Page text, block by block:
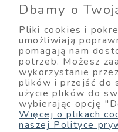
Dbamy o
Pliki cookies i
umożliwiają
pomagają nam
potrzeb. Możesz
wykorzystanie
plików i przejść do
użycie plików do
wybierając opcję
Więcej o plikach
naszej Polityce